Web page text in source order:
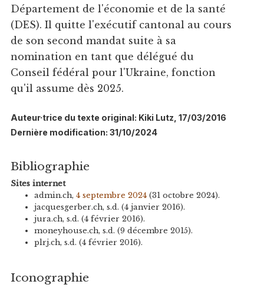
Département de l'économie et de la santé
(DES). Il quitte l'exécutif cantonal au cours
de son second mandat suite à sa
nomination en tant que délégué du
Conseil fédéral pour l'Ukraine, fonction
qu'il assume dès 2025.
Auteur·trice du texte original: Kiki Lutz, 17/03/2016
Dernière modification: 31/10/2024
Bibliographie
Sites internet
admin.ch, 4 septembre 2024(31 octobre 2024).
jacquesgerber.ch, s.d. (4 janvier 2016).
jura.ch, s.d. (4 février 2016).
moneyhouse.ch, s.d. (9 décembre 2015).
plrj.ch, s.d. (4 février 2016).
Iconographie